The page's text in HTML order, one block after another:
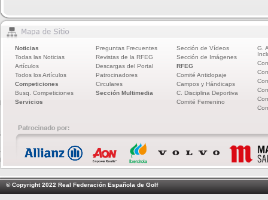
Noticias
Todas las Noticias
Artículos
Todos los Artículos
Competiciones
Busq. Competiciones
Servicios
Preguntas Frecuentes
Revistas de la RFEG
Descargas del Portal
Patrocinadores
Circulares
Sección Multimedia
Sección de Vídeos
Sección de Imágenes
RFEG
Comité Antidopaje
Campos y Hándicaps
C. Disciplina Deportiva
Comité Femenino
G.
© Copyright 2022 Real Federación Española de Golf